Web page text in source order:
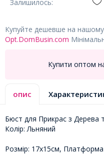
Залишилось:
Купуйте дешевше на
Opt.DomBusin.com
Купити оптом
опис
Бюст для Прикрас з Дерева
Колір: Льняний
Розмір: 17х15см,